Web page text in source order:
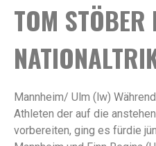
TOM
Mannheim/ Ulm (lw)
Athleten der auf die
vorbereiten, ging es fürdie